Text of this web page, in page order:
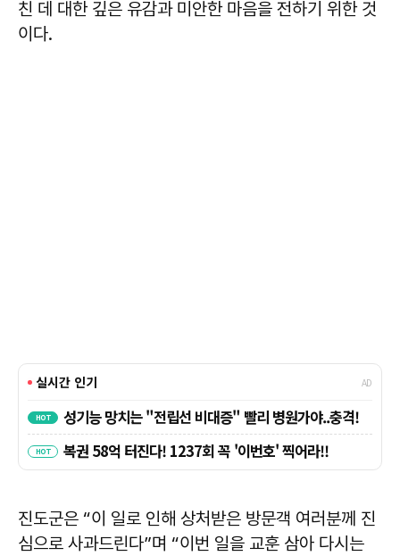
친 데 대한 깊은 유감과 미안한 마음을 전하기 위한 것
이다.
진도군은 “이 일로 인해 상처받은 방문객 여러분께 진
심으로 사과드린다”며 “이번 일을 교훈 삼아 다시는